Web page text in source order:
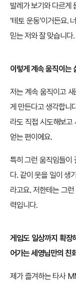
발레가 보기와 다르게
‘테토 운동’이거든요.
믿는 저와 잘 맞습니다.
이렇게 계속 움직이는
저는 계속 움직이고
게 만든다고 생각합니
라도 직접 시도해보고
얻는 편이에요.
특히 그런 움직임들이
다. 같이 웃을 일이 생
라고요. 저한테는 그
력입니다.
게임도 일상까지 확장
어가는 세영님만의 친
제가 즐겨하는 타사